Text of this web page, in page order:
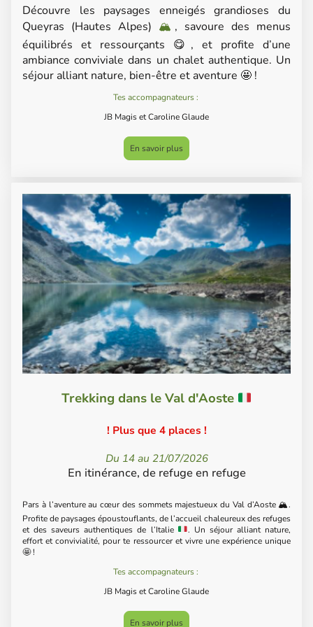
Découvre les paysages enneigés grandioses du
Queyras (Hautes Alpes) 🏔 , savoure des menus
équilibrés et ressourçants 😋, et profite d’une
ambiance conviviale dans un chalet authentique. Un
séjour alliant nature, bien-être et aventure 🤩 !
Tes accompagnateurs :
JB Magis et Caroline Glaude
En savoir plus
Trekking dans le Val d'Aoste
! Plus que 4 places !
Du 14 au 21/07/2026
En itinérance, de refuge en refuge
Pars à l’aventure au cœur des sommets majestueux du Val d’Aoste 🏔️.
Profite de paysages époustouflants, de l’accueil chaleureux des refuges
et des saveurs authentiques de l’Italie
. Un séjour alliant nature,
effort et convivialité, pour te ressourcer et vivre une expérience unique
🤩!
Tes accompagnateurs :
JB Magis et Caroline Glaude
En savoir plus